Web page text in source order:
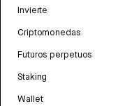
Invierte
Criptomonedas
Futuros perpetuos
Staking
Wallet